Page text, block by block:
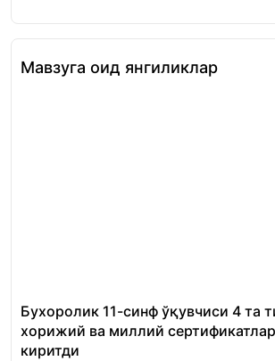
Мавзуга оид янгиликлар
Бухоролик 11-синф ўқувчиси 4 та
хорижий ва миллий
киритди